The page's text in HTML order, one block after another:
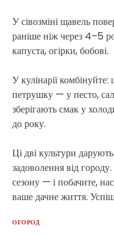
У сівозміні щавель
раніше ніж через 4–5
капуста, огірки, бобові.
У кулінарії
петрушку — у песто,
зберігають смак у
до року.
Ці дві культури
задоволення від
сезону — і побачите,
ваше дачне життя.
ОГОРОД